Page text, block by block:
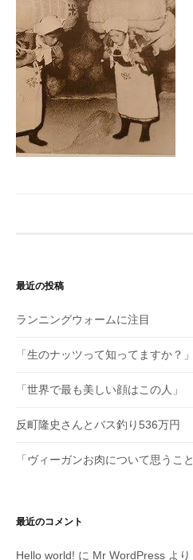
最近の投稿
ランニングウォームに注目
「生のナッツって知ってますか？」
「世界で最も美しい顔はこの人」
反町隆史さんとバス釣り536万円
「ヴィーガンお肉について思うこと
最近のコメント
Hello world! に Mr WordPress より